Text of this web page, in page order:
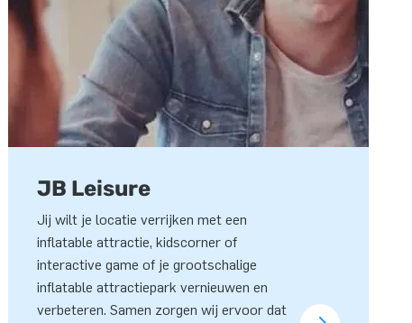
JB Leisure
Jij wilt je locatie verrijken met een
inflatable attractie, kidscorner of
interactive game of je grootschalige
inflatable attractiepark vernieuwen en
verbeteren. Samen zorgen wij ervoor dat